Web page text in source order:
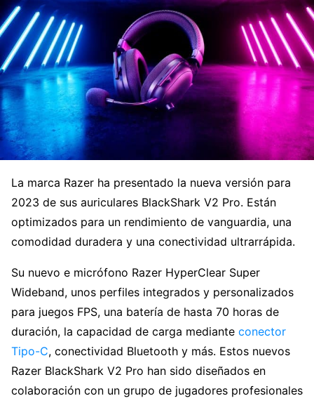
La marca Razer ha presentado la nueva versión para
2023 de sus auriculares BlackShark V2 Pro. Están
optimizados para un rendimiento de vanguardia, una
comodidad duradera y una conectividad ultrarrápida.
Su nuevo e micrófono Razer HyperClear Super
Wideband, unos perfiles integrados y personalizados
para juegos FPS, una batería de hasta 70 horas de
duración, la capacidad de carga mediante conector
Tipo-C, conectividad Bluetooth y más. Estos nuevos
Razer BlackShark V2 Pro han sido diseñados en
colaboración con un grupo de jugadores profesionales